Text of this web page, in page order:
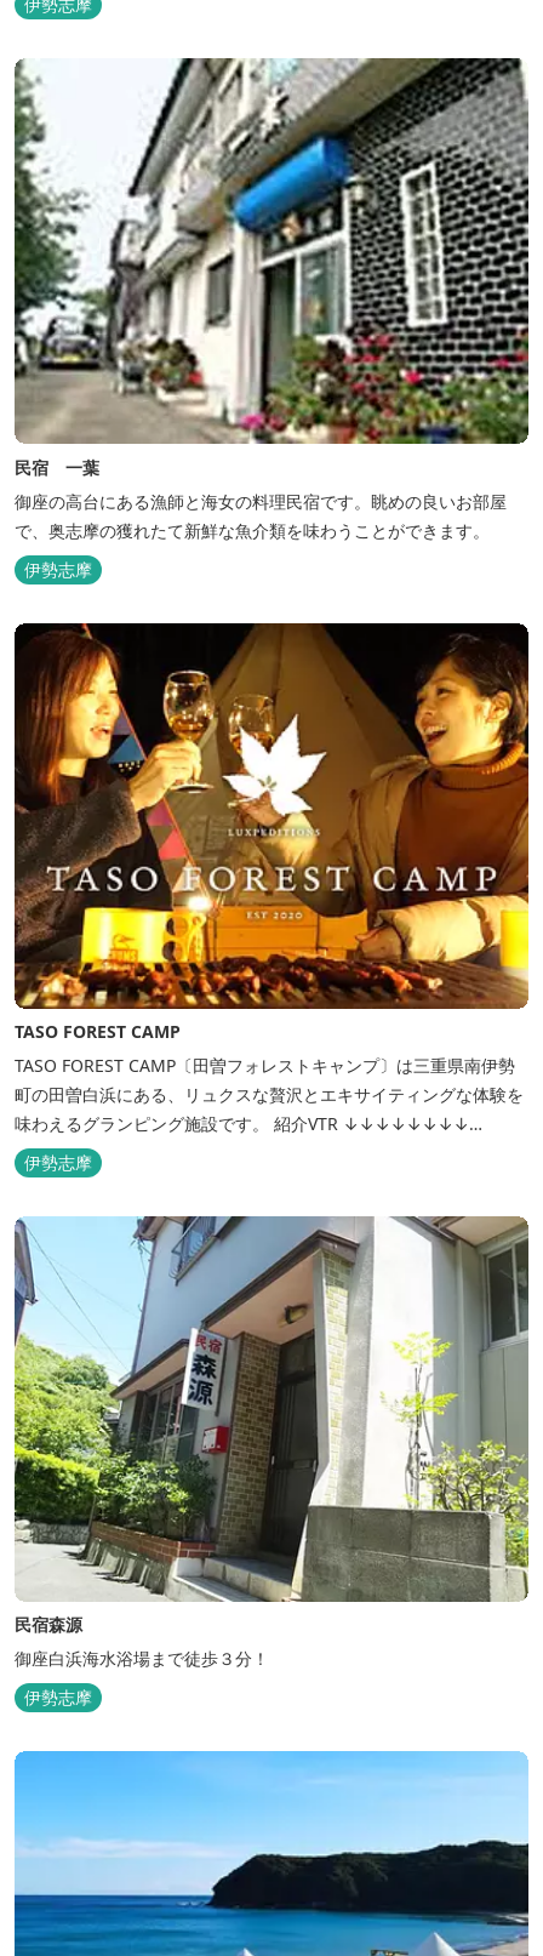
伊勢志摩
民宿 一葉
御座の高台にある漁師と海女の料理民宿です。眺めの良いお部屋
で、奥志摩の獲れたて新鮮な魚介類を味わうことができます。
伊勢志摩
TASO FOREST CAMP
TASO FOREST CAMP〔田曽フォレストキャンプ〕は三重県南伊勢
町の田曽白浜にある、リュクスな贅沢とエキサイティングな体験を
味わえるグランピング施設です。 紹介VTR ↓↓↓↓↓↓↓↓
https://www.youtube.com/watch?v=jpF0wPRjqSw
伊勢志摩
民宿森源
御座白浜海水浴場まで徒歩３分！
伊勢志摩